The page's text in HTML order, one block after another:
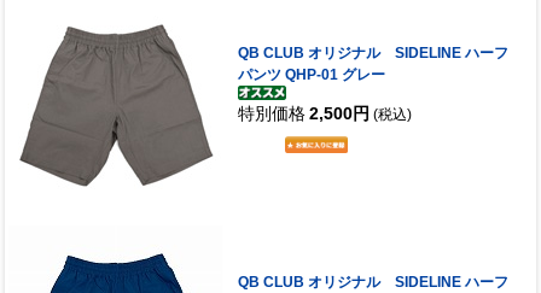
QB CLUB オリジナル SIDELINE ハーフ
パンツ QHP-01 グレー
特別価格 2,500円 (税込)
QB CLUB オリジナル SIDELINE ハーフ